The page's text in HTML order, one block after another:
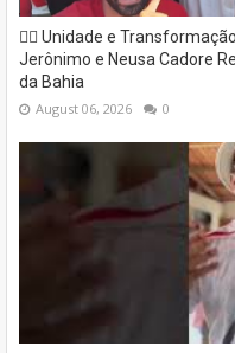
✊🏽 Unidade e
Jerônimo e Neusa Cadore
da Bahia
August 06, 2026 0